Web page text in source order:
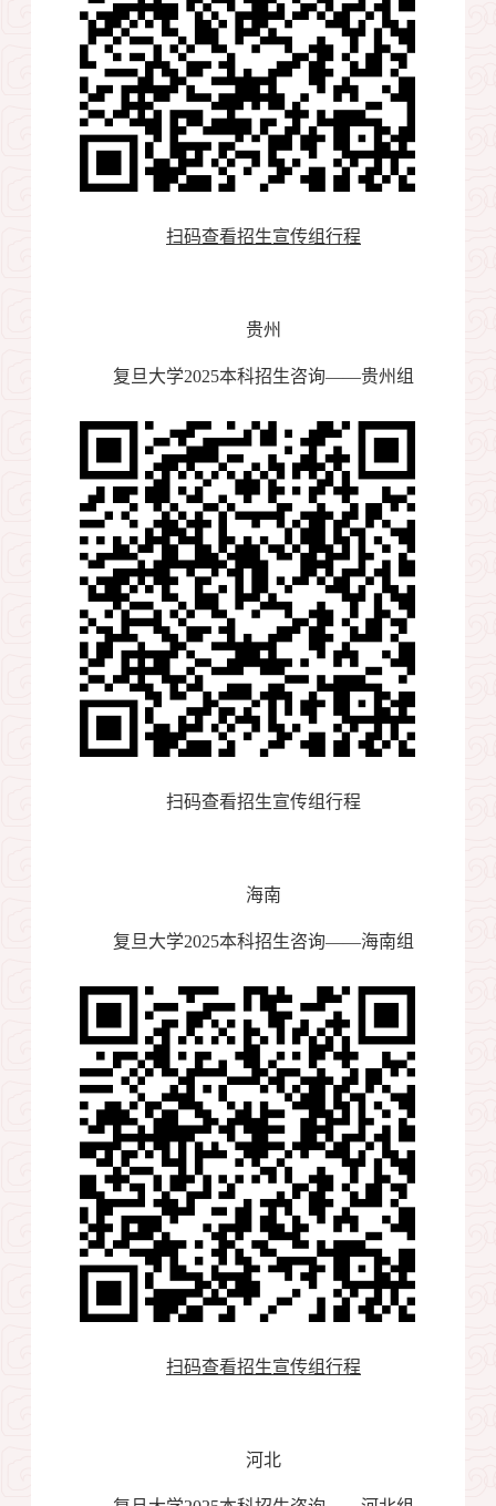
扫码查看招生宣传组行程
贵州
复旦大学2025本科招生咨询——贵州组
扫码查看招生宣传组行程
海南
复旦大学2025本科招生咨询——海南组
扫码查看招生宣传组行程
河北